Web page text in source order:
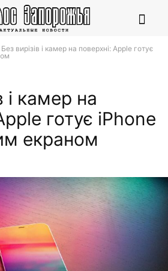
Без вирізів і камер на поверхні: Apple готує
і камер на
готує iPhone
екраном